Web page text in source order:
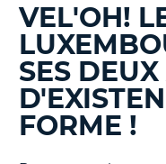
RECHERCHER
DES
BLOGS......
VEL'OH!
SES
FORME !